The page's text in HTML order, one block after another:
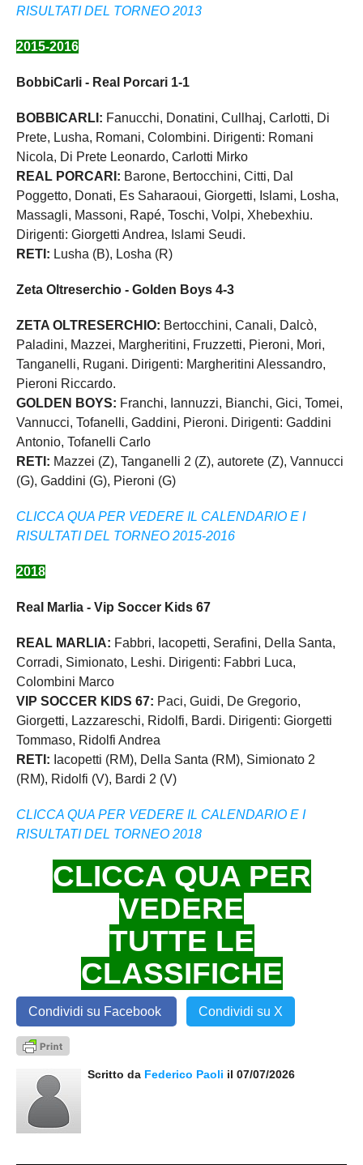
RISULTATI DEL TORNEO 2013
2015-2016
BobbiCarli - Real Porcari 1-1
BOBBICARLI: Fanucchi, Donatini, Cullhaj, Carlotti, Di
Prete, Lusha, Romani, Colombini. Dirigenti: Romani
Nicola, Di Prete Leonardo, Carlotti Mirko
REAL PORCARI: Barone, Bertocchini, Citti, Dal
Poggetto, Donati, Es Saharaoui, Giorgetti, Islami, Losha,
Massagli, Massoni, Rapé, Toschi, Volpi, Xhebexhiu.
Dirigenti: Giorgetti Andrea, Islami Seudi.
RETI: Lusha (B), Losha (R)
Zeta Oltreserchio - Golden Boys 4-3
ZETA OLTRESERCHIO: Bertocchini, Canali, Dalcò,
Paladini, Mazzei, Margheritini, Fruzzetti, Pieroni, Mori,
Tanganelli, Rugani. Dirigenti: Margheritini Alessandro,
Pieroni Riccardo.
GOLDEN BOYS: Franchi, Iannuzzi, Bianchi, Gici, Tomei,
Vannucci, Tofanelli, Gaddini, Pieroni. Dirigenti: Gaddini
Antonio, Tofanelli Carlo
RETI: Mazzei (Z), Tanganelli 2 (Z), autorete (Z), Vannucci
(G), Gaddini (G), Pieroni (G)
CLICCA QUA PER VEDERE IL CALENDARIO E I
RISULTATI DEL TORNEO 2015-2016
2018
Real Marlia - Vip Soccer Kids 67
REAL MARLIA: Fabbri, Iacopetti, Serafini, Della Santa,
Corradi, Simionato, Leshi. Dirigenti: Fabbri Luca,
Colombini Marco
VIP SOCCER KIDS 67: Paci, Guidi, De Gregorio,
Giorgetti, Lazzareschi, Ridolfi, Bardi. Dirigenti: Giorgetti
Tommaso, Ridolfi Andrea
RETI: Iacopetti (RM), Della Santa (RM), Simionato 2
(RM), Ridolfi (V), Bardi 2 (V)
CLICCA QUA PER VEDERE IL CALENDARIO E I
RISULTATI DEL TORNEO 2018
CLICCA QUA PER
VEDERE
TUTTE LE
CLASSIFICHE
Condividi su Facebook Condividi su X
Scritto da Federico Paoli il 07/07/2026